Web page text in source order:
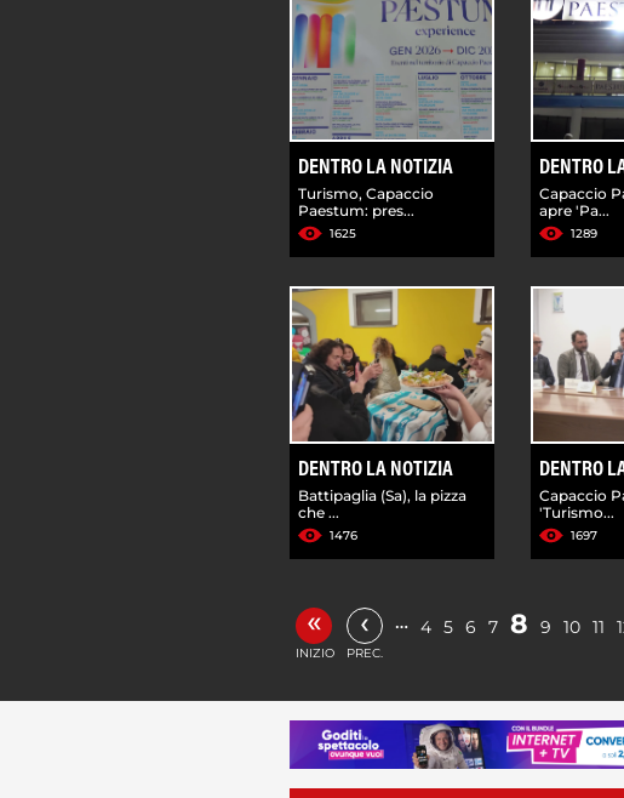
DENTRO LA NOTIZIA
Turismo, Capaccio
Paestum: pres...
1625
DENTRO
Capaccio
apre 'Pa...
1289
DENTRO LA NOTIZIA
Battipaglia (Sa), la pizza
che ...
1476
DENTRO
Capaccio
'Turismo...
1697
«
INIZIO
‹
PREC.
… 4 5 6 7 8 9 10 11